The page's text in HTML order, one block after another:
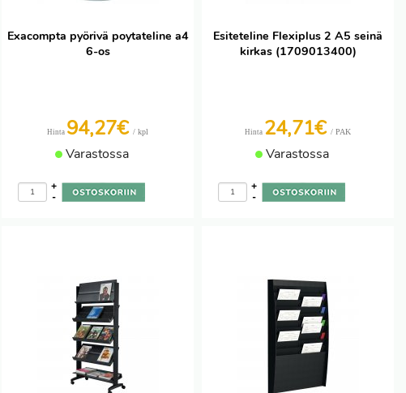
Exacompta pyörivä poytateline a4
6-os
Hinta 94,27€ / kpl
Varastossa
-
+
Esiteteline Flexiplus 2 A5 seinä
kirkas (1709013400)
Hinta 24,71€ / PAK
Varastossa
-
+